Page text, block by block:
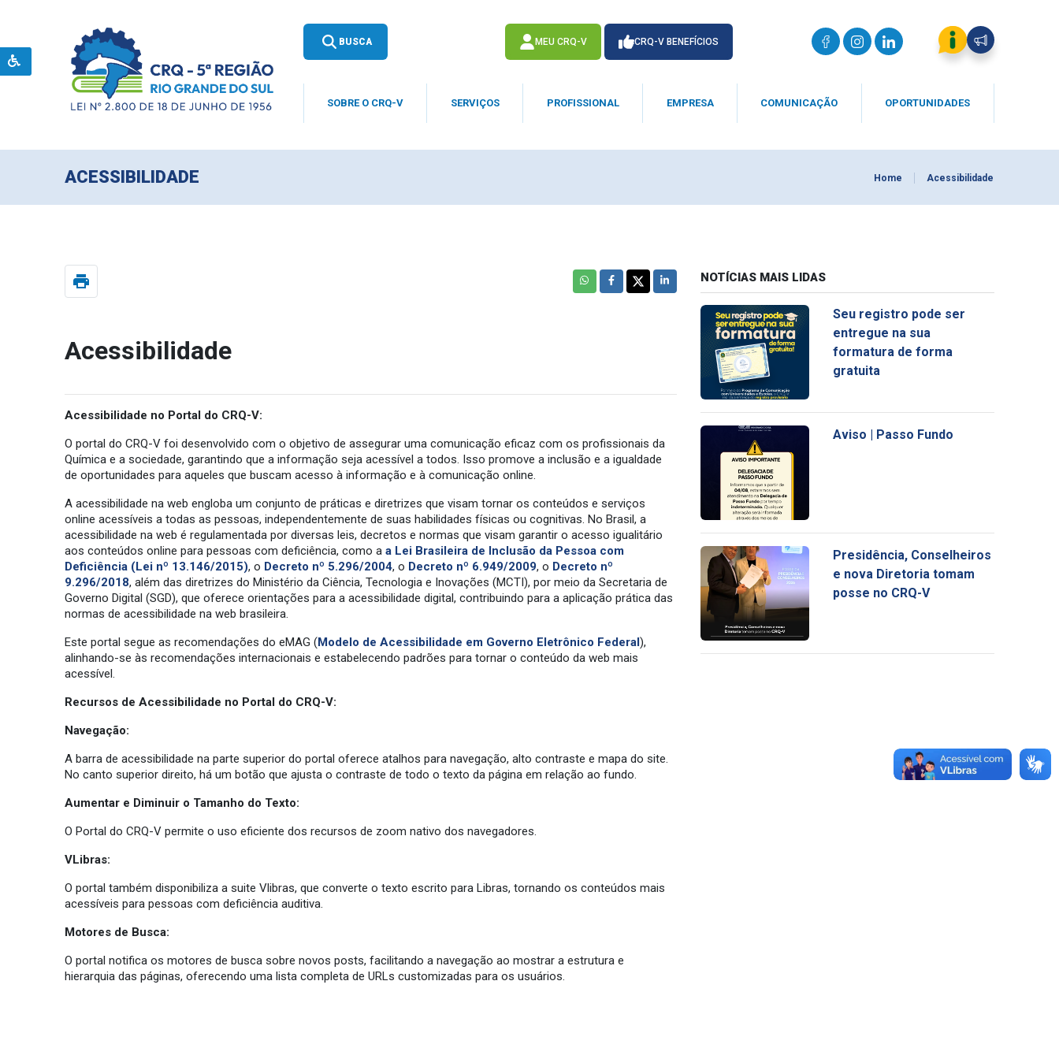
BUSCA MEU CRQ-V CRQ-V BENEFÍCIOS
SOBRE O CRQ-V SERVIÇOS PROFISSIONAL EMPRESA COMUNICAÇÃO OPORTUNIDADES
ACESSIBILIDADE Home Acessibilidade
print
Acessibilidade
Acessibilidade no Portal do CRQ-V:
O portal do CRQ-V foi desenvolvido com o objetivo de assegurar uma comunicação eficaz com os profissionais da
Química e a sociedade, garantindo que a informação seja acessível a todos. Isso promove a inclusão e a igualdade
de oportunidades para aqueles que buscam acesso à informação e à comunicação online.
A acessibilidade na web engloba um conjunto de práticas e diretrizes que visam tornar os conteúdos e serviços
online acessíveis a todas as pessoas, independentemente de suas habilidades físicas ou cognitivas. No Brasil, a
acessibilidade na web é regulamentada por diversas leis, decretos e normas que visam garantir o acesso igualitário
aos conteúdos online para pessoas com deficiência, como aa Lei Brasileira de Inclusão da Pessoa com
Deficiência (Lei nº 13.146/2015), o Decreto nº 5.296/2004, o Decreto nº 6.949/2009, o Decreto nº
9.296/2018, além das diretrizes do Ministério da Ciência, Tecnologia e Inovações (MCTI), por meio da Secretaria de
Governo Digital (SGD), que oferece orientações para a acessibilidade digital, contribuindo para a aplicação prática das
normas de acessibilidade na web brasileira.
Este portal segue as recomendações do eMAG (Modelo de Acessibilidade em Governo Eletrônico Federal),
alinhando-se às recomendações internacionais e estabelecendo padrões para tornar o conteúdo da web mais
acessível.
Recursos de Acessibilidade no Portal do CRQ-V:
Navegação:
A barra de acessibilidade na parte superior do portal oferece atalhos para navegação, alto contraste e mapa do site.
No canto superior direito, há um botão que ajusta o contraste de todo o texto da página em relação ao fundo.
Aumentar e Diminuir o Tamanho do Texto:
O Portal do CRQ-V permite o uso eficiente dos recursos de zoom nativo dos navegadores.
VLibras:
O portal também disponibiliza a suite Vlibras, que converte o texto escrito para Libras, tornando os conteúdos mais
acessíveis para pessoas com deficiência auditiva.
Motores de Busca:
O portal notifica os motores de busca sobre novos posts, facilitando a navegação ao mostrar a estrutura e
hierarquia das páginas, oferecendo uma lista completa de URLs customizadas para os usuários.
NOTÍCIAS MAIS LIDAS
Seu registro pode ser
entregue na sua
formatura de forma
gratuita
Aviso | Passo Fundo
Presidência, Conselheiros
e nova Diretoria tomam
posse no CRQ-V